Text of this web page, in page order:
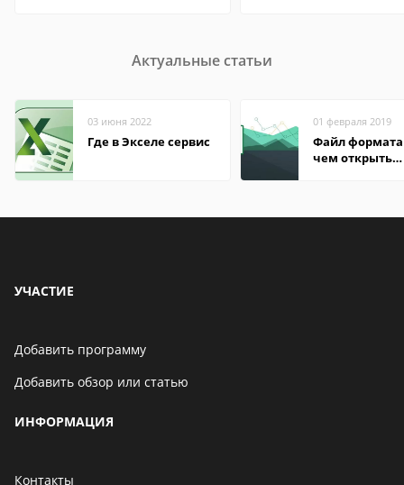
Актуальные статьи
03 июня 2022
Где в Экселе сервис
01 февраля 2019
Файл формата
чем открыть
УЧАСТИЕ
Добавить программу
Добавить обзор или статью
ИНФОРМАЦИЯ
Контакты